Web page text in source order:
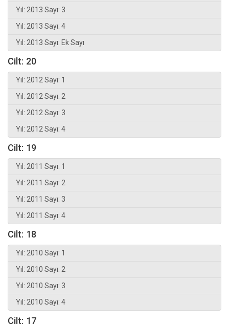
Yıl: 2013 Sayı: 3
Yıl: 2013 Sayı: 4
Yıl: 2013 Sayı: Ek Sayı
Cilt: 20
Yıl: 2012 Sayı: 1
Yıl: 2012 Sayı: 2
Yıl: 2012 Sayı: 3
Yıl: 2012 Sayı: 4
Cilt: 19
Yıl: 2011 Sayı: 1
Yıl: 2011 Sayı: 2
Yıl: 2011 Sayı: 3
Yıl: 2011 Sayı: 4
Cilt: 18
Yıl: 2010 Sayı: 1
Yıl: 2010 Sayı: 2
Yıl: 2010 Sayı: 3
Yıl: 2010 Sayı: 4
Cilt: 17